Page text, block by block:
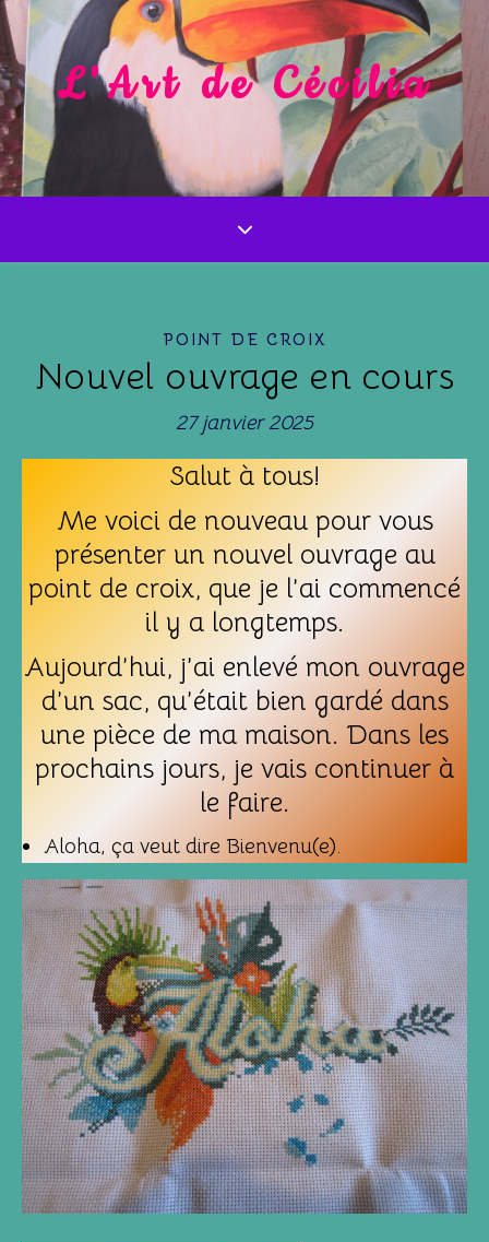
L'Art de Cécilia
POINT DE CROIX
Nouvel ouvrage en cours
27 janvier 2025
Salut à tous!
Me voici de nouveau pour vous
présenter un nouvel ouvrage au
point de croix, que je l’ai commencé
il y a longtemps.
Aujourd’hui, j’ai enlevé mon ouvrage
d’un sac, qu’était bien gardé dans
une pièce de ma maison. Dans les
prochains jours, je vais continuer à
le faire.
Aloha, ça veut dire Bienvenu(e).